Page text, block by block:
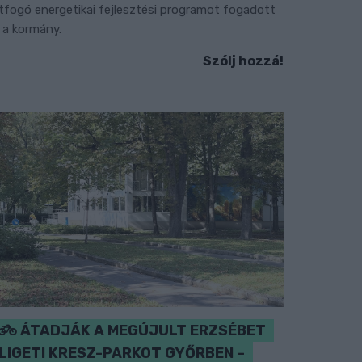
energetikai fejlesztési programot fogadott
a kormány.
Szólj hozzá!
ÁTADJÁK A MEGÚJULT ERZSÉBET
KRESZ-PARKOT GYŐRBEN –